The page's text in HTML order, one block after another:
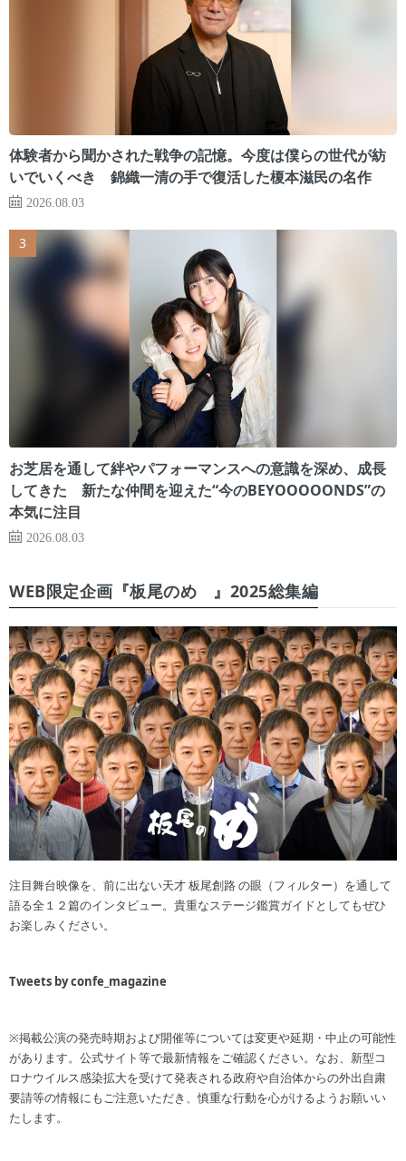
体験者から聞かされた戦争の記憶。今度は僕らの世代が紡
いでいくべき 錦織一清の手で復活した榎本滋民の名作
2026.08.03
お芝居を通して絆やパフォーマンスへの意識を深め、成長
してきた 新たな仲間を迎えた“今のBEYOOOOONDS”の
本気に注目
2026.08.03
WEB限定企画『板尾のめ゙』2025総集編
注目舞台映像を、前に出ない天才 板尾創路 の眼（フィルター）を通して
語る全１２篇のインタビュー。貴重なステージ鑑賞ガイドとしてもぜひ
お楽しみください。
Tweets by confe_magazine
※掲載公演の発売時期および開催等については変更や延期・中止の可能性
があります。公式サイト等で最新情報をご確認ください。なお、新型コ
ロナウイルス感染拡大を受けて発表される政府や自治体からの外出自粛
要請等の情報にもご注意いただき、慎重な行動を心がけるようお願いい
たします。